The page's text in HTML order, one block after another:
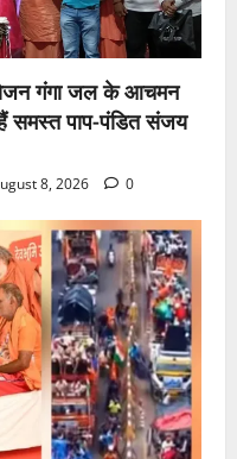
गंगा जल के आचमन
समस्त पाप-पंडित संजय
8, 2026 0